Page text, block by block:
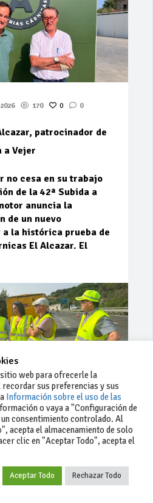
170 0 0
patrocinador de
a Vejer
no cesa en su trabajo
de la 42ª Subida a
anuncia la
de un nuevo
la histórica prueba de
El Alcazar. El
94 0 0
mejoras en la
Barrios
web para ofrecerle la
sus preferencias y sus
Información sobre el uso de las
o vaya a "Configuración de
consentimiento controlado. Al
acepta el almacenamiento de solo
clic en "Aceptar Todo", acepta el
Aceptar Todo Rechazar Todo